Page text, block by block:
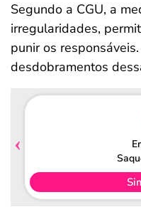
Segundo a CGU, a
irregularidades,
punir os
desdobramentos